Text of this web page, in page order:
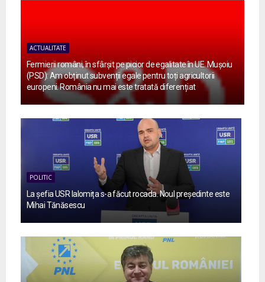
ACTUALITATE
Fermierii români, în sfârșit pe picior de egalitate în UE. Mușoiu
(PSD): Am obținut subvenții egale pentru toți agricultorii
europeni. România nu mai este tratată diferențiat
POLITIC
La șefia USR Ialomița s-a făcut rocada. Noul președinte este
Mihai Tănăsescu